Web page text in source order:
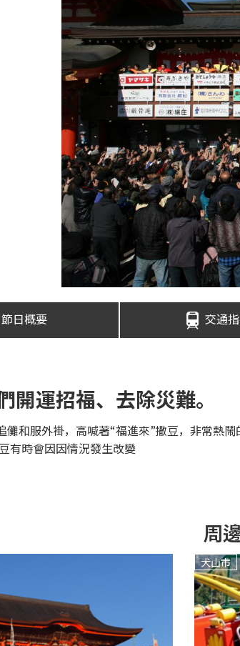
節日概要 交通
開運招福、去除災難。
儺和服外褂，高喊著“福進來”撒豆，非常熱
有時會因因情況發生改變
周
犬山市